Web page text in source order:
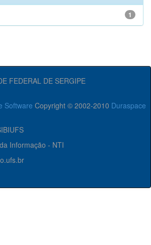
1
FEDERAL DE SERGIPE
Software Copyright © 2002-2010 Duraspace
Informação - NTI